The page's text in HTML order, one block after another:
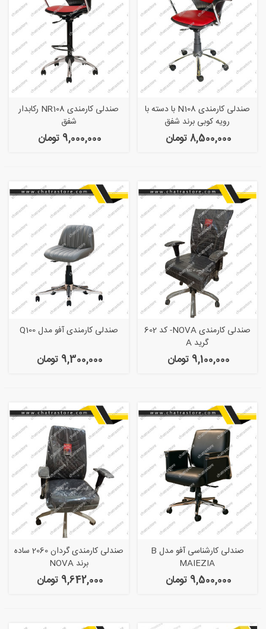
صندلی کارمندی N108 با دسته با
رویه کوبی برند شفق
8,500,000 تومان
صندلی کارمندی NR108 رکابدار
شفق
9,000,000 تومان
صندلی کارمندی NOVA- کد 602
گرید A
9,100,000 تومان
صندلی کارمندی آفو مدل Q100
9,300,000 تومان
صندلی کارشناسی آفو مدل B
MAIEZIA
9,500,000 تومان
صندلی کارمندی گردان 2060 ساده
برند NOVA
9,642,000 تومان